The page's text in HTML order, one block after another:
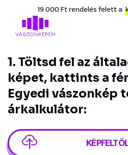
19 000 Ft rendelés felett a
1. Töltsd fel az
képet, kattints a
Egyedi vászonkép
árkalkulátor: